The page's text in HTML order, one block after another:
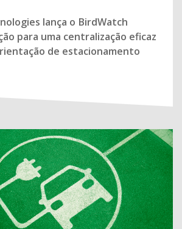
lança o BirdWatch
para uma centralização eficaz
de estacionamento